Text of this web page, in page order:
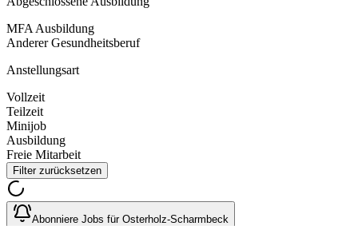
MFA Ausbildung
Anderer Gesundheitsberuf
Anstellungsart
Vollzeit
Teilzeit
Minijob
Ausbildung
Freie Mitarbeit
Filter zurücksetzen
Abonniere Jobs für Osterholz-Scharmbeck